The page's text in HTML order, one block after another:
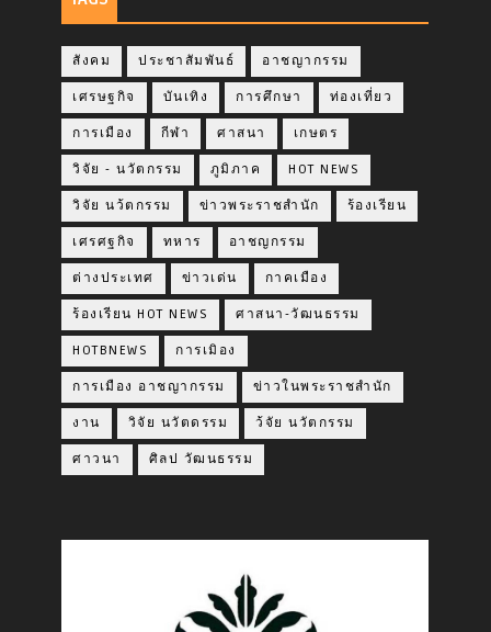
สังคม ประชาสัมพันธ์ อาชญากรรม
เศรษฐกิจ บันเทิง การศึกษา ท่องเที่ยว
การเมือง กีฬา ศาสนา เกษตร
วิจัย - นวัตกรรม ภูมิภาค HOT NEWS
วิจัย นว้ตกรรม ข่าวพระราชสำนัก ร้องเรียน
เศรศฐกิจ ทหาร อาชญกรรม
ต่างประเทศ ข่าวเด่น กาคเมือง
ร้องเรียน HOT NEWS ศาสนา-วัฒนธรรม
HOTBNEWS การเมิอง
การเมือง อาชญากรรม ข่าวในพระราชสำนัก
งาน วิจัย นวัตดรรม ว้จัย นวัตกรรม
ศาวนา ศิลป วัฒนธรรม